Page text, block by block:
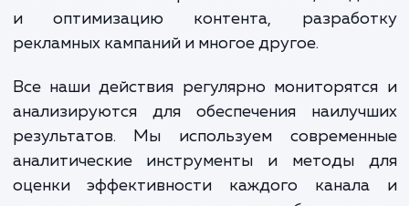
среды. Этот этап критически важен
разработки стратегии, которая точно
доступные ресурсы.
Затем мы разрабатываем подробный
действий по каждому каналу: SEO,
реклама, SMM, email-маркетинг и другие.